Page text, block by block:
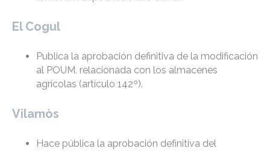
El Cogul
Publica la aprobación definitiva de la modificación
al POUM, relacionada con los almacenes
agrícolas (artículo 142º).
Vilamòs
Hace pública la aprobación definitiva del